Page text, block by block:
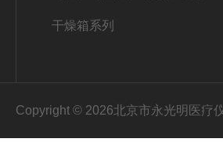
干燥箱系列
Copyright © 2026北京市永光明医